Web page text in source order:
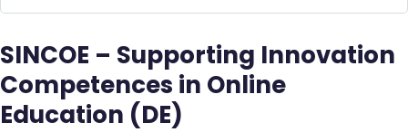
Blöcke
SINCOE – Supporting Innovation
Competences in Online
Education (DE)